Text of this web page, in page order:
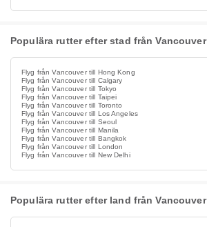
Populära rutter efter stad från Vancouver
Flyg från Vancouver till Hong Kong
Flyg från Vancouver till Calgary
Flyg från Vancouver till Tokyo
Flyg från Vancouver till Taipei
Flyg från Vancouver till Toronto
Flyg från Vancouver till Los Angeles
Flyg från Vancouver till Seoul
Flyg från Vancouver till Manila
Flyg från Vancouver till Bangkok
Flyg från Vancouver till London
Flyg från Vancouver till New Delhi
Populära rutter efter land från Vancouver